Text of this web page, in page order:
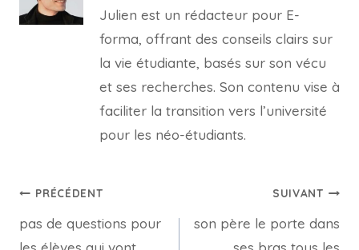
Julien est un rédacteur pour E-
forma, offrant des conseils clairs sur
la vie étudiante, basés sur son vécu
et ses recherches. Son contenu vise à
faciliter la transition vers l’université
pour les néo-étudiants.
Navigation
de
PRÉCÉDENT
pas de questions pour
SUIVANT
son père le porte dans